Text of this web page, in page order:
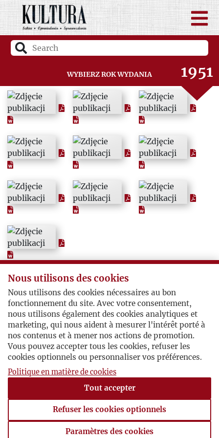
Wybierz rok wydania
1949
1950
1951
1952
1954
1955
1956
1958
1960
1961
1963
1964
Nous utilisons des cookies
Nous utilisons des cookies nécessaires au bon
fonctionnement du site. Avec votre consentement,
nous utilisons également des cookies analytiques et
marketing, qui nous aident à mesurer l'intérêt porté à
nos contenus et à mener nos actions de promotion.
Vous pouvez accepter tous les cookies, refuser les
cookies optionnels ou personnaliser vos préférences.
Politique en matière de cookies
Tout accepter
Refuser les cookies optionnels
Paramètres des cookies